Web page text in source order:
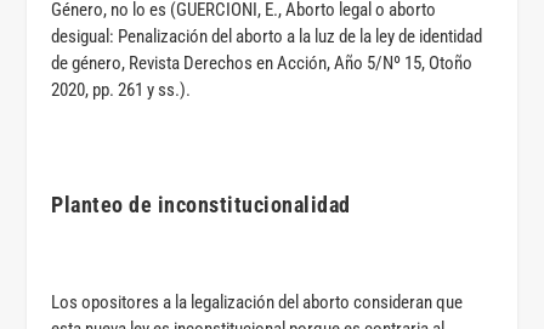
Género, no lo es (GUERCIONI, E., Aborto legal o aborto
desigual: Penalización del aborto a la luz de la ley de identidad
de género, Revista Derechos en Acción, Año 5/Nº 15, Otoño
2020, pp. 261 y ss.).
Planteo de inconstitucionalidad
Los opositores a la legalización del aborto consideran que